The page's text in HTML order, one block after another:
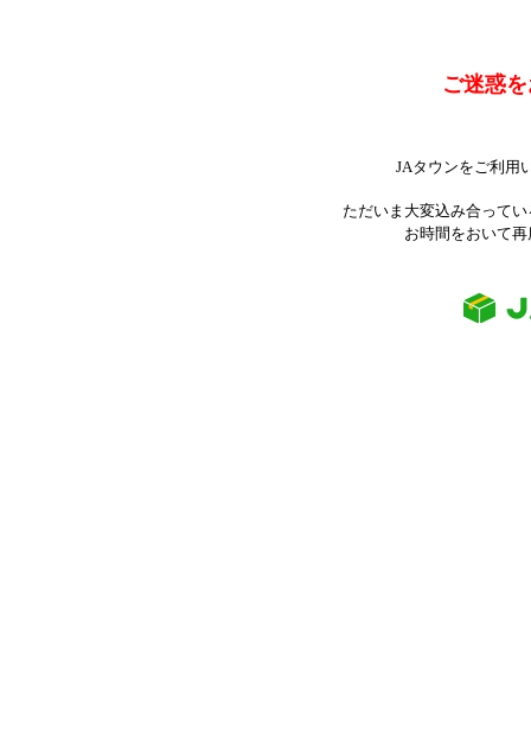
ご迷惑
JAタウンをご利用
ただいま大変込み合って
お時間をおいて